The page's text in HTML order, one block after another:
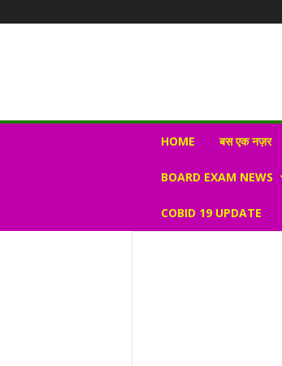
r
HOME बस एक नज़र
BOARD EXAM NEWS
COBID 19 UPDATE